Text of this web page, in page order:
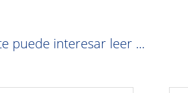
puede interesar leer ...